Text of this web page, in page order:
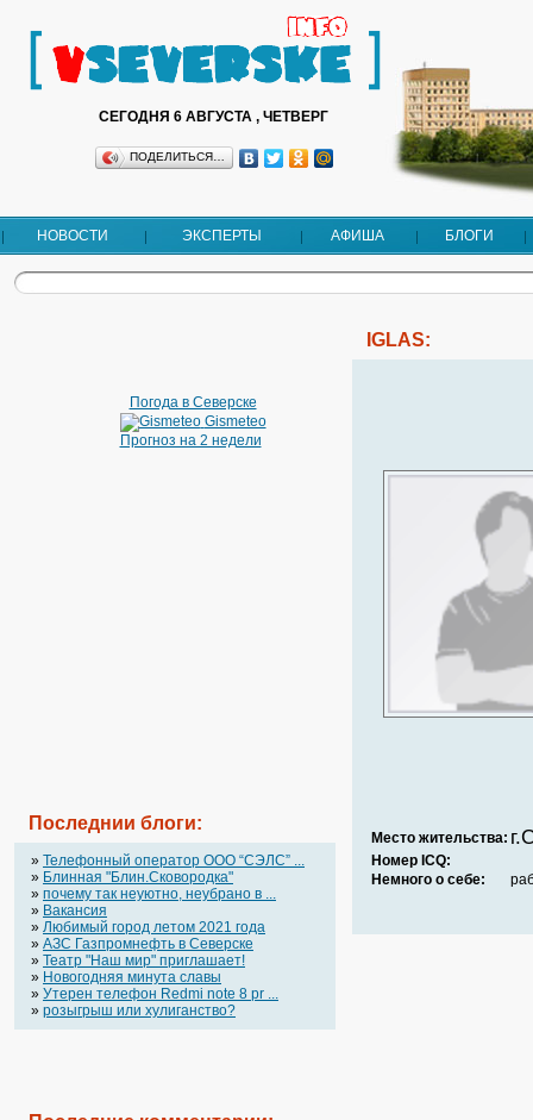
СЕГОДНЯ 6 АВГУСТА , ЧЕТВЕРГ
ПОДЕЛИТЬСЯ…
НОВОСТИ ЭКСПЕРТЫ АФИША БЛОГИ
Погода в Северске
Gismeteo
Прогноз на 2 недели
Последнии блоги:
» Телефонный оператор OOO “СЭЛС” ...
» Блинная "Блин.Сковородка"
» почему так неуютно, неубрано в ...
» Вакансия
» Любимый город летом 2021 года
» АЗС Газпромнефть в Северске
» Театр "Наш мир" приглашает!
» Новогодняя минута славы
» Утерен телефон Redmi note 8 pr ...
» розыгрыш или хулиганство?
IGLAS:
Место жительства:
Номер ICQ:
Немного о себе: